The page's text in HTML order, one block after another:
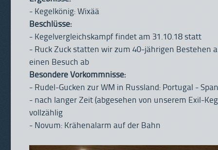
- Kegelkönig: Wixää
Beschlüsse:
- Kegelvergleichskampf findet am 31.10.18 statt
- Ruck Zuck statten wir zum 40-jährigen Bestehen
einen Besuch ab
Besondere Vorkommnisse:
- Rudel-Gucken zur WM in Russland: Portugal -
- nach langer Zeit (abgesehen von unserem Exil-
vollzählig
- Novum: Krähenalarm auf der Bahn